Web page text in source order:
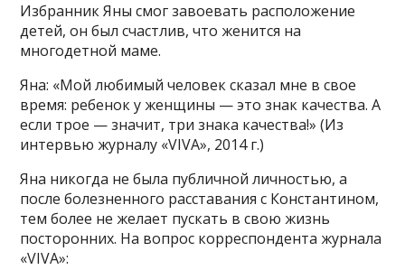
Избранник Яны смог завоевать расположение
детей, он был счастлив, что женится на
многодетной маме.
Яна: «Мой любимый человек сказал мне в свое
время: ребенок у женщины — это знак качества. А
если трое — значит, три знака качества!» (Из
интервью журналу «VIVA», 2014 г.)
Яна никогда не была публичной личностью, а
после болезненного расставания с Константином,
тем более не желает пускать в свою жизнь
посторонних. На вопрос корреспондента журнала
«VIVA»: